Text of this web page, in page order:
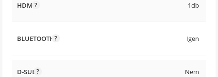
HDMI 1db
BLUETOOTH Igen
D-SUB Nem